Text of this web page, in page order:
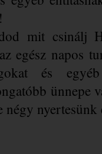
mit csinálj
egész napos
és
ünnepe
négy nyertesünk